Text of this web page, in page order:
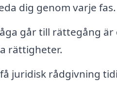
dig genom varje fas.
går till rättegång är
rättigheter.
juridisk rådgivning